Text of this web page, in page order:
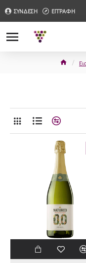
ΣΥΝΔΕΣΗ ΕΓΓΡΑΦΗ